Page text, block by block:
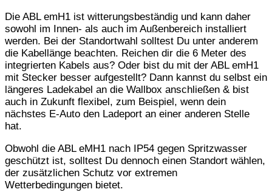
Die ABL emH1 ist witterungsbeständig und kann daher
sowohl im Innen- als auch im Außenbereich installiert
werden. Bei der Standortwahl solltest Du unter anderem
die Kabellänge beachten. Reichen dir die 6 Meter des
integrierten Kabels aus? Oder bist du mit der ABL emH1
mit Stecker besser aufgestellt? Dann kannst du selbst ein
längeres Ladekabel an die Wallbox anschließen & bist
auch in Zukunft flexibel, zum Beispiel, wenn dein
nächstes E-Auto den Ladeport an einer anderen Stelle
hat.
Obwohl die ABL eMH1 nach IP54 gegen Spritzwasser
geschützt ist, solltest Du dennoch einen Standort wählen,
der zusätzlichen Schutz vor extremen
Wetterbedingungen bietet.